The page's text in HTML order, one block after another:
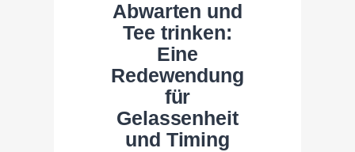
Abwarten und
Tee trinken:
Eine
Redewendung
für
Gelassenheit
und Timing